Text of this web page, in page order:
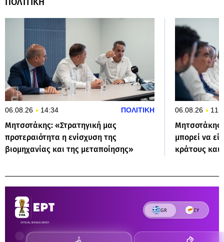
06.08.26 14:34 ΠΟΛΙΤΙΚΗ
Μητσοτάκης: «Στρατηγική μας
προτεραιότητα η ενίσχυση της
βιομηχανίας και της μεταποίησης»
06.08.26
Μητσοτάκης
μπορεί να
κράτους και